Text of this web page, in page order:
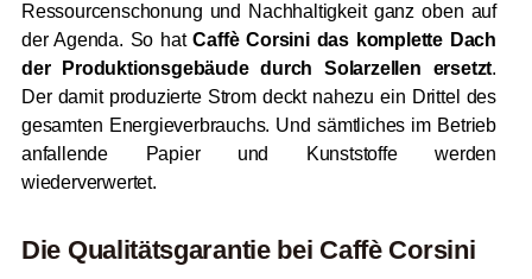
Ressourcenschonung und Nachhaltigkeit ganz oben auf
der Agenda. So hatCaffè Corsini das komplette Dach
der Produktionsgebäude durch Solarzellen ersetzt.
Der damit produzierte Strom deckt nahezu ein Drittel des
gesamten Energieverbrauchs. Und sämtliches im Betrieb
anfallende Papier und Kunststoffe werden
wiederverwertet.
Die Qualitätsgarantie bei Caffè Corsini